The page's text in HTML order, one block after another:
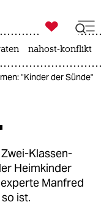

taz zahl ich
nahost-konflikt
"Kinder der Sünde"
Klassen-
Heimkinder
Manfred
ist.